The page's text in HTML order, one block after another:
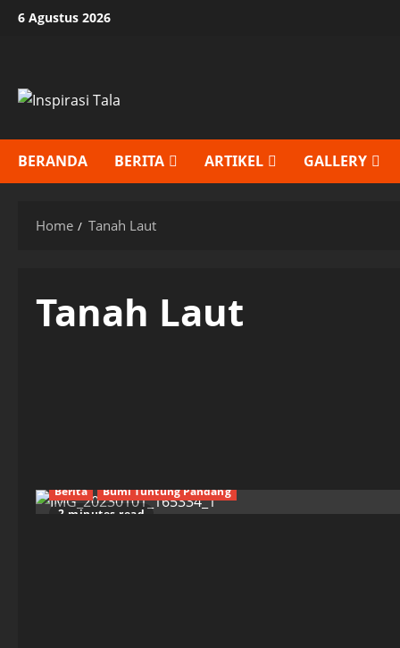
Skip6 Agustus 2026
BERANDA BERITA ARTIKEL GALLERY
Home Tanah Laut
Tanah Laut
2 minutes read
Berita Bumi Tuntung Pandang